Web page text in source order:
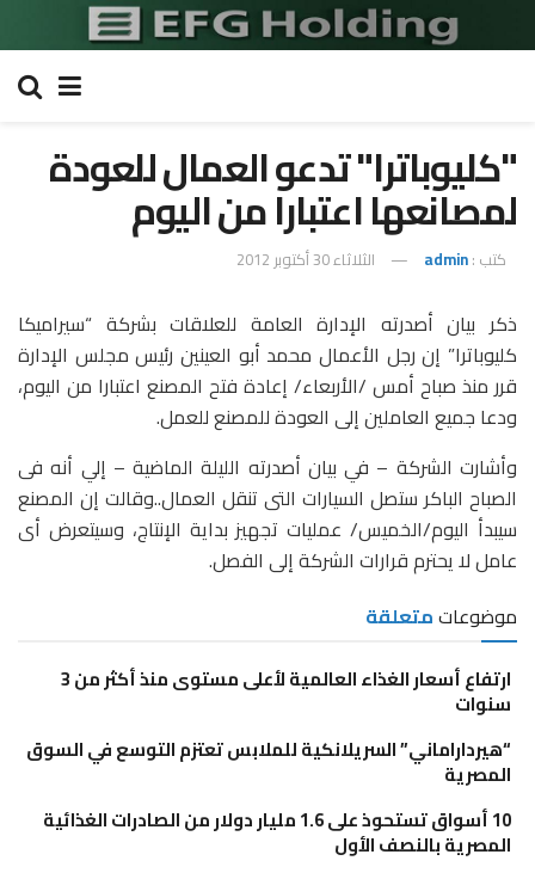
"كليوباترا" تدعو العمال للعودة
لمصانعها اعتبارا من اليوم
كتب :admin الثلاثاء 30 أكتوبر 2012
ذكر بيان أصدرته الإدارة العامة للعلاقات بشركة “سيراميكا
كليوباترا” إن رجل الأعمال محمد أبو العينين رئيس مجلس الإدارة
قرر منذ صباح أمس /الأربعاء/ إعادة فتح المصنع اعتبارا من اليوم،
ودعا جميع العاملين إلى العودة للمصنع للعمل.
وأشارت الشركة – في بيان أصدرته الليلة الماضية – إلي أنه فى
الصباح الباكر ستصل السيارات التى تنقل العمال..وقالت إن المصنع
سيبدأ اليوم/الخميس/ عمليات تجهيز بداية الإنتاج، وسيتعرض أى
عامل لا يحترم قرارات الشركة إلى الفصل.
موضوعاتمتعلقة
ارتفاع أسعار الغذاء العالمية لأعلى مستوى منذ أكثر من 3
سنوات
“هيرداراماني” السريلانكية للملابس تعتزم التوسع في السوق
المصرية
10 أسواق تستحوذ على 1.6 مليار دولار من الصادرات الغذائية
المصرية بالنصف الأول